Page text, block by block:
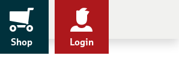
Shop Login